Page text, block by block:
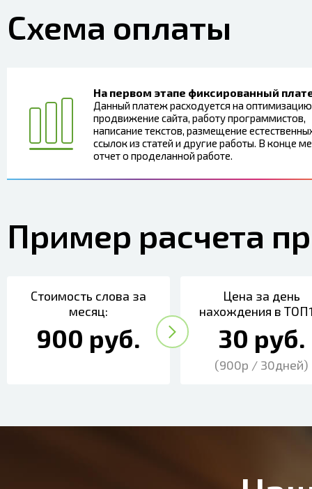
Схема оплаты
На первом этапе фиксированный
Данный платеж расходуется на
продвижение сайта, работу программистов,
написание текстов, размещение
ссылок из статей и другие работы. В конце
отчет о проделанной работе.
Пример расчета
Стоимость слова за
месяц:
900 руб.
Цена за день
нахождения в
30 руб.
(900р / 30дней)